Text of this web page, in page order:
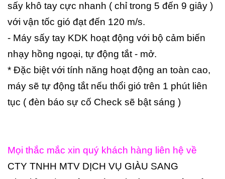
sấy khô tay cực nhanh ( chỉ trong 5 đến 9 giây )
với vận tốc gió đạt đến 120 m/s.
- Máy sấy tay KDK hoạt động với bộ cảm biến
nhạy hồng ngoại, tự động tắt - mở.
* Đặc biệt với tính năng hoạt động an toàn cao,
máy sẽ tự động tắt nếu thổi gió trên 1 phút liên
tục ( đèn báo sự cố Check sẽ bật sáng )
Mọi thắc mắc xin quý khách hàng liên hệ về
CTY TNHH MTV DỊCH VỤ GIÀU SANG